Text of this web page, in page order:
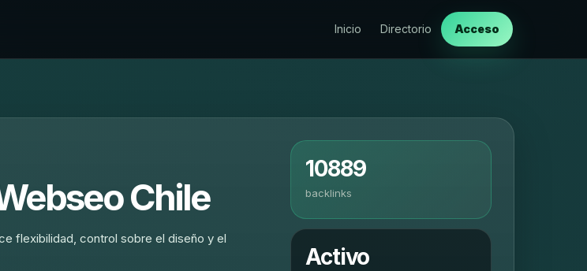
Inicio Directorio Acceso
Chile
flexibilidad, control sobre el diseño y el
10889
backlinks
Activo